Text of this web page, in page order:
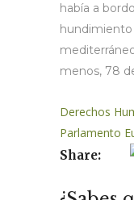
había a
hundimiento
menos, 78
Derechos
Parlamento
Share: